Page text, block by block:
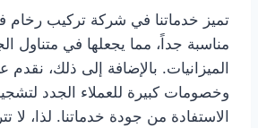
تميز خدماتنا في شركة تركيب رخام
مناسبة جداً، مما يجعلها في متناول
الميزانيات. بالإضافة إلى ذلك،
وخصومات كبيرة للعملاء الجدد
الاستفادة من جودة خدماتنا. لذا، لا